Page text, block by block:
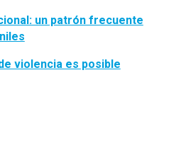
un patrón frecuente
violencia es posible